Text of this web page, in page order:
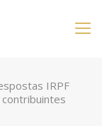
IRPF